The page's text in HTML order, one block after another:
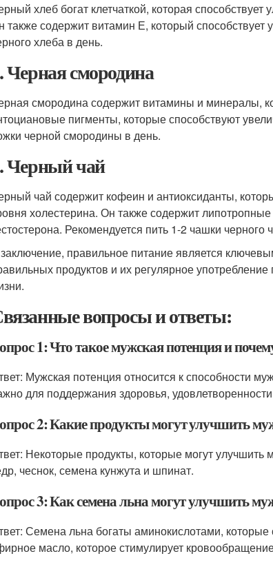
хлеб богат клетчаткой, которая
также содержит витамин Е, который способствует
хлеба в день.
Черная смородина
смородина содержит витамины и минералы,
пигменты, которые способствуют
черной смородины в день.
Черный чай
чай содержит кофеин и антиоксиданты,
холестерина. Он также содержит
Рекомендуется пить 1-2 чашки черного
правильное питание является
продуктов и их регулярное
вопросы и ответы:
1: Что такое мужская потенция и
Мужская потенция относится к способности
для поддержания здоровья,
2: Какие продукты могут улучшить
Некоторые продукты, которые могут
чеснок, семена кунжута и шпинат.
3: Как семена льна могут улучшить
Семена льна богаты аминокислотами, которые
масло, которое стимулирует